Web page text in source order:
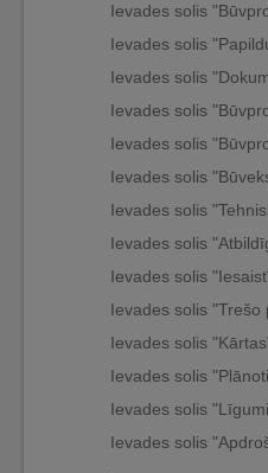
Ievades solis
Ievades solis
Ievades solis
Ievades solis
Ievades solis
Ievades solis
Ievades solis
Ievades solis
Ievades solis
Ievades solis
Ievades solis
Ievades solis
Ievades solis
Ievades solis